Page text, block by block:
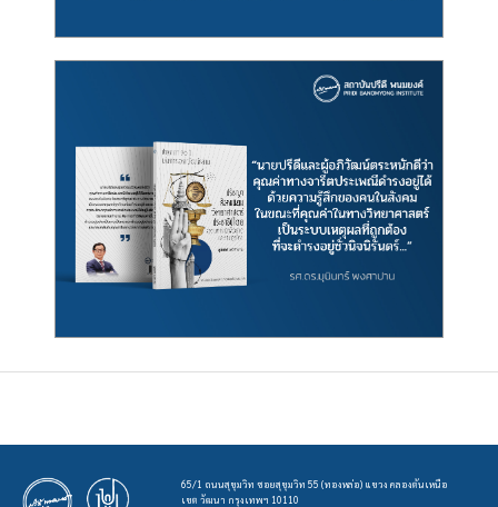
65/1 ถนนสุขุมวิท ซอยสุขุมวิท 55 (ทองหล่อ) แขวง คลองตันเหนือ
เขต วัฒนา กรุงเทพฯ 10110